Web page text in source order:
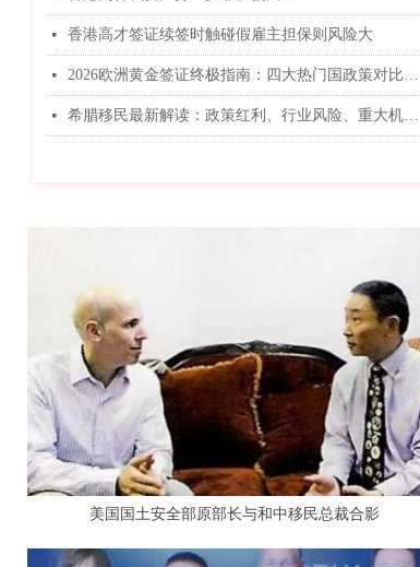
넷 香港高才签证续签时触碰假雇主担保则风险大
넷 2026欧洲黄金签证终极指南：四大热门国政策对比与精准匹配策略
넷 希腊移民最新解读：政策红利、行业风险、重大机遇！
美国国土安全部原部长与和中移民总裁合影